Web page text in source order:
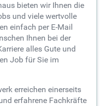
bieten wir Ihnen die
und viele wertvolle
einfach per E-Mail
Ihnen bei der
alles Gute und
Job für Sie im
erreichen einerseits
erfahrene Fachkräfte